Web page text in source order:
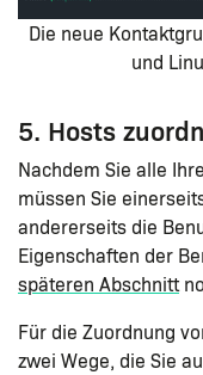
Die neue
und
5. Hosts
Nachdem Sie alle
müssen Sie
andererseits die
Eigenschaften der
späteren Abschnitt
Für die Zuordnung
zwei Wege, die Sie